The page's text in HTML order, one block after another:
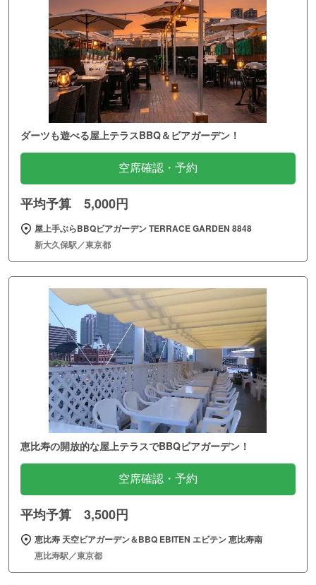
ダーツも遊べる屋上テラスBBQ＆ビアガーデン！
空席確認・予約
平均予算 5,000円
屋上手ぶらBBQビアガーデン TERRACE GARDEN 8848
新大久保駅／東京都
恵比寿の開放的な屋上テラスでBBQビアガーデン！
空席確認・予約
平均予算 3,500円
恵比寿 天空ビアガーデン＆BBQ EBITEN エビテン 恵比寿南
恵比寿駅／東京都